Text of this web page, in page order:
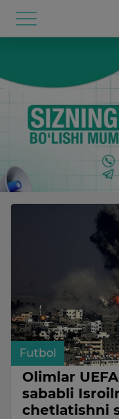
Futbol
Olimlar
sababli
chetlatishni